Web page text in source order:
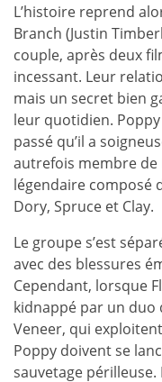
L’histoire reprend
Branch (Justin
couple, après deux
incessant. Leur
mais un secret bien
leur quotidien.
passé qu’il a
autrefois membre de
légendaire composé
Dory, Spruce et Clay.
Le groupe s’est
avec des blessures
Cependant, lorsque
kidnappé par un duo
Veneer, qui
Poppy doivent se
sauvetage